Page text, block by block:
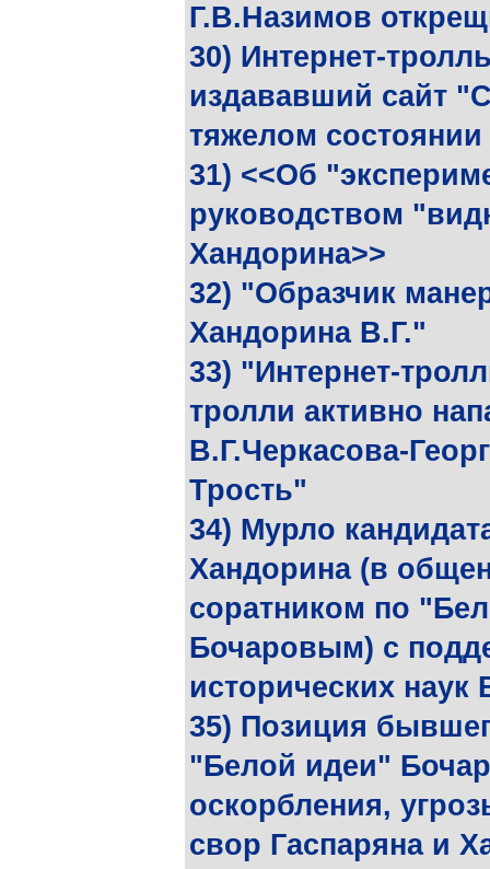
Г.В.Назимов
30) Интернет-
издававший сайт
тяжелом состоянии
31) <<Об
руководством
Хандорина>>
32) "Образчик
Хандорина В.Г."
33) "Интернет-
тролли активно
В.Г.Черкасова-
Трость"
34) Мурло
Хандорина (в
соратником по
Бочаровым) с
исторических наук
35) Позиция
"Белой идеи"
оскорбления,
свор Гаспаряна и